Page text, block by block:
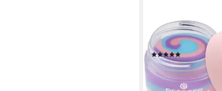
Lippenmaske LIP
3-tlg., 3-tlg.,
glättend
(1)
8,99 €
(374,58 €/ 1 kg)
lieferbar - in 1-2